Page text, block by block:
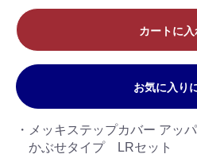
カートに入
お気に入り
・メッキステップカバー アッ
かぶせタイプ LRセット